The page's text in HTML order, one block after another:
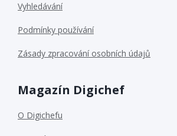
Vyhledávání
Podmínky používání
Zásady zpracování osobních údajů
Magazín Digichef
O Digichefu